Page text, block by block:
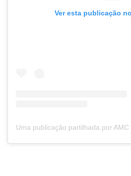
Ver esta publicação